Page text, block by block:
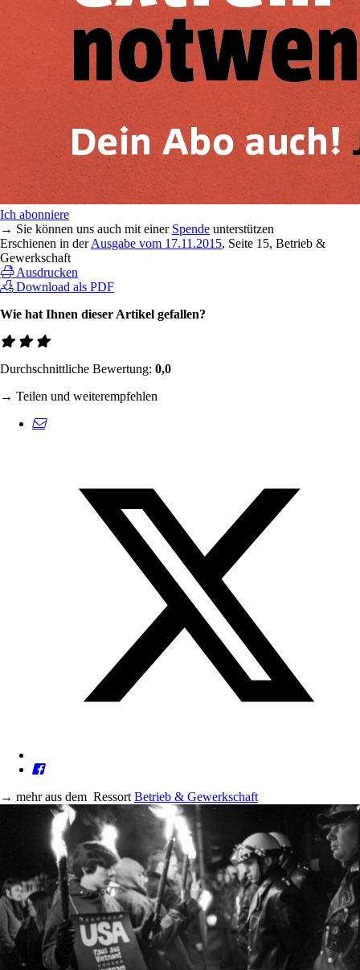
Ich abonniere
→ Sie können uns auch mit einer Spende unterstützen
Erschienen in derAusgabe vom 17.11.2015, Seite 15, Betrieb &
Gewerkschaft
Ausdrucken
Download als PDF
Wie hat Ihnen dieser Artikel gefallen?
Durchschnittliche Bewertung: 0,0
→ Teilen und weiterempfehlen
→ mehr aus dem Ressort Betrieb & Gewerkschaft